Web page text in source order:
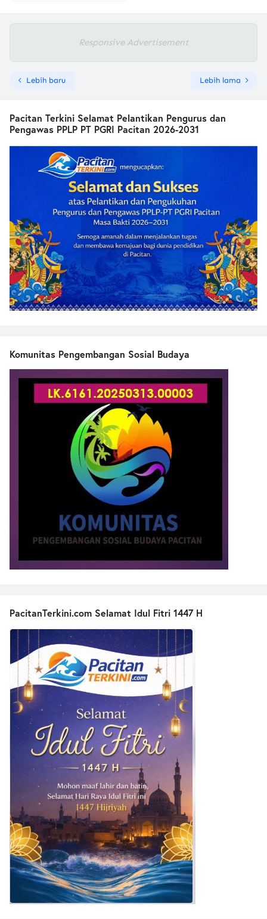
Responsive Advertisement
Lebih baru Lebih lama
Pacitan Terkini Selamat Pelantikan Pengurus dan
Pengawas PPLP PT PGRI Pacitan 2026-2031
Komunitas Pengembangan Sosial Budaya
PacitanTerkini.com Selamat Idul Fitri 1447 H